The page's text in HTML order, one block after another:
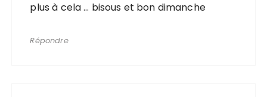
plus à cela … bisous et bon dimanche
Répondre